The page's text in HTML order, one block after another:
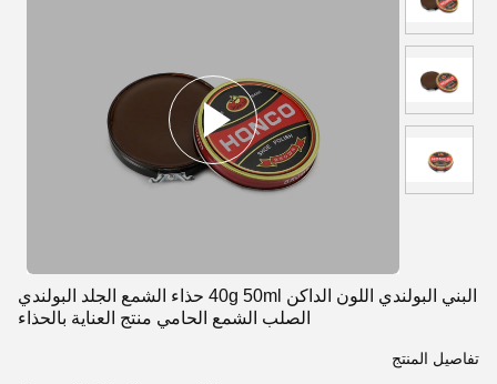
البني البولندي اللون الداكن 40g 50ml حذاء الشمع الجلد البولندي
الصلب الشمع الحامي منتج العناية بالحذاء
تفاصيل المنتج